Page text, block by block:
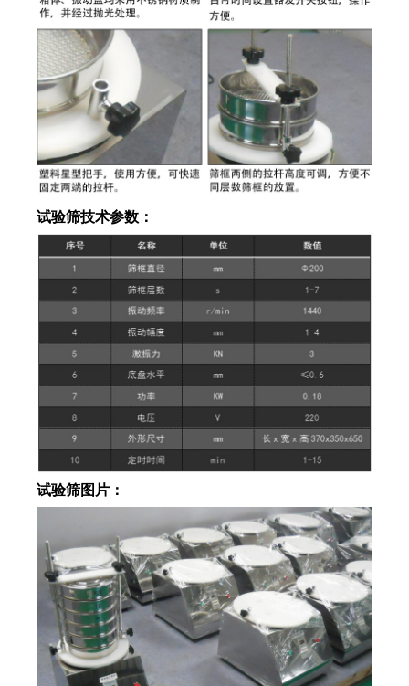
试验筛技术参数：
试验筛图片：